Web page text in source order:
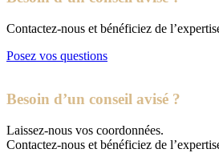
Contactez-nous et bénéficiez de
Posez vos questions
Besoin d’un conseil avisé ?
Laissez-nous vos coordonnées.
Contactez-nous et bénéficiez de